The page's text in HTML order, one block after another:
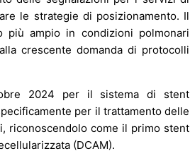
le strategie di posizionamento. Il
ampio in condizioni polmonari
crescente domanda di protocolli
2024 per il sistema di stent
per il trattamento delle
riconoscendolo come il primo stent
(DCAM).